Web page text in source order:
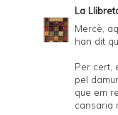
i
n
d
La
Mercè,
han dit
Per cert,
pel
que em
cansaria